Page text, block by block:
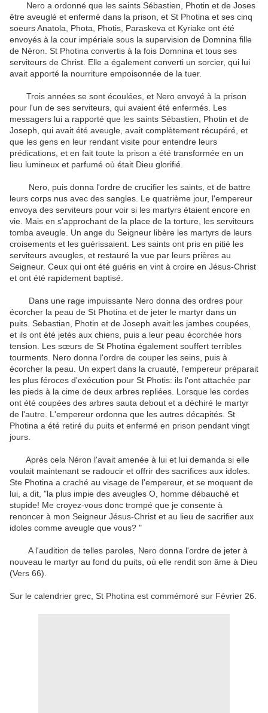
Nero a ordonné que les saints Sébastien, Photin et de Joses
être aveuglé et enfermé dans la prison, et St Photina et ses cinq
soeurs Anatola, Phota, Photis, Paraskeva et Kyriake ont été
envoyés à la cour impériale sous la supervision de Domnina fille
de Néron. St Photina convertis à la fois Domnina et tous ses
serviteurs de Christ. Elle a également converti un sorcier, qui lui
avait apporté la nourriture empoisonnée de la tuer.
Trois années se sont écoulées, et Nero envoyé à la prison
pour l'un de ses serviteurs, qui avaient été enfermés. Les
messagers lui a rapporté que les saints Sébastien, Photin et de
Joseph, qui avait été aveugle, avait complètement récupéré, et
que les gens en leur rendant visite pour entendre leurs
prédications, et en fait toute la prison a été transformée en un
lieu lumineux et parfumé où était Dieu glorifié.
Nero, puis donna l'ordre de crucifier les saints, et de battre
leurs corps nus avec des sangles. Le quatrième jour, l'empereur
envoya des serviteurs pour voir si les martyrs étaient encore en
vie. Mais en s'approchant de la place de la torture, les serviteurs
tomba aveugle. Un ange du Seigneur libère les martyrs de leurs
croisements et les guérissaient. Les saints ont pris en pitié les
serviteurs aveugles, et restauré la vue par leurs prières au
Seigneur. Ceux qui ont été guéris en vint à croire en Jésus-Christ
et ont été rapidement baptisé.
Dans une rage impuissante Nero donna des ordres pour
écorcher la peau de St Photina et de jeter le martyr dans un
puits. Sebastian, Photin et de Joseph avait les jambes coupées,
et ils ont été jetés aux chiens, puis a leur peau écorchée hors
tension.
Les sœurs de St Photina également souffert terribles
tourments. Nero donna l'ordre de couper les seins, puis à
écorcher la peau.
Un expert dans la cruauté, l'empereur préparait
les plus féroces d'exécution pour St Photis: ils l'ont attachée par
les pieds à la cime de deux arbres repliées. Lorsque les cordes
ont été coupées des arbres sauta debout et a déchiré le martyr
de l'autre. L'empereur ordonna que les autres décapités. St
Photina a été retiré du puits et enfermé en prison pendant vingt
jours.
Après cela Néron l'avait amenée à lui et lui demanda si elle
voulait maintenant se radoucir et offrir des sacrifices aux idoles.
Ste Photina a craché au visage de l'empereur, et se moquent de
lui, a dit, "la plus impie des aveugles O, homme débauché et
stupide! Me croyez-vous donc trompé que je consente à
renoncer à mon Seigneur Jésus-Christ et au lieu de sacrifier aux
idoles comme aveugle que vous? "
A l'audition de telles paroles, Nero donna l'ordre de jeter à
nouveau le martyr au fond du puits, où elle rendit son âme à Dieu
(Vers 66).
Sur le calendrier grec, St Photina est commémoré sur Février 26.